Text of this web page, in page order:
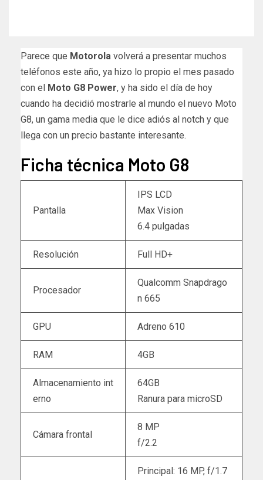
Parece que Motorola volverá a presentar muchos
teléfonos este año, ya hizo lo propio el mes pasado
con el Moto G8 Power, y ha sido el día de hoy
cuando ha decidió mostrarle al mundo el nuevo Moto
G8, un gama media que le dice adiós al notch y que
llega con un precio bastante interesante.
Ficha técnica Moto G8
Pantalla
IPS LCD
Max Vision
6.4 pulgadas
Resolución Full HD+
Procesador
Qualcomm Snapdrago
n 665
GPU Adreno 610
RAM 4GB
Almacenamiento int
erno
64GB
Ranura para microSD
Cámara frontal
8 MP
f/2.2
Principal: 16 MP, f/1.7